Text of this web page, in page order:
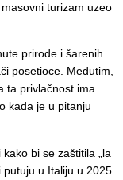
turizam uzeo
prirode i šarenih
posetioce. Međutim,
ta privlačnost ima
kada je u pitanju
bi se zaštitila „la
u Italiju u 2025.